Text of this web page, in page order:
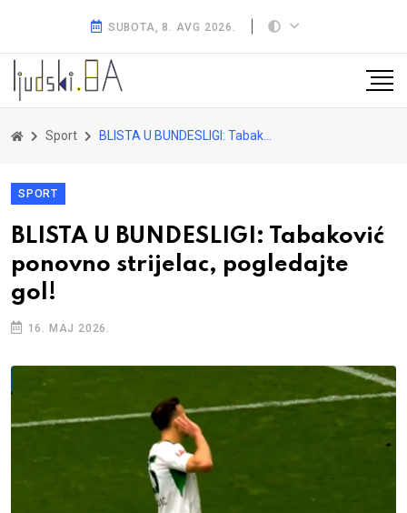
SUBOTA, 8. AVG 2026.
Sport BLISTA U BUNDESLIGI: Tabaković ponovno strijelac, pogledajte gol!
SPORT
BLISTA U BUNDESLIGI: Tabaković
ponovno strijelac, pogledajte
gol!
16. MAJ 2026.